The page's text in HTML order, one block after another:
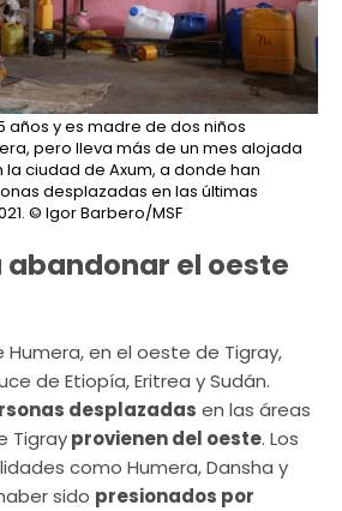
años y es madre de dos niños
pero lleva más de un mes alojada
la ciudad de Axum, a donde han
desplazadas en las últimas
© Igor Barbero/MSF
abandonar el oeste
Humera, en el oeste de Tigray,
de Etiopía, Eritrea y Sudán.
desplazadas en las áreas
Tigrayprovienen del oeste. Los
como Humera, Dansha y
sido presionados por